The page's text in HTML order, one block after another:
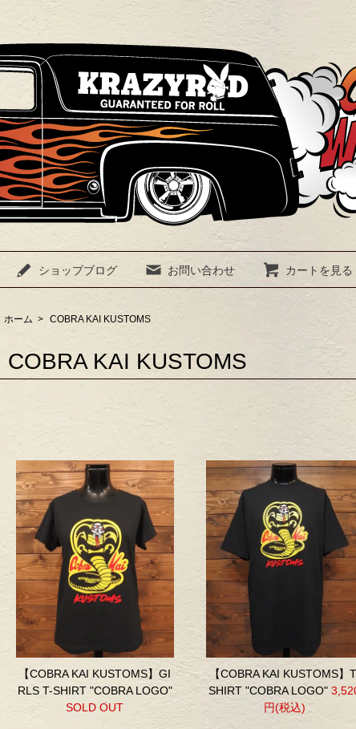
ショップブログ お問い合わせ カートを見る
ホーム > COBRA KAI KUSTOMS
COBRA KAI KUSTOMS
【COBRA KAI KUSTOMS】GI
RLS T-SHIRT "COBRA LOGO"
SOLD OUT
【COBRA KAI KUSTOMS】
SHIRT "COBRA LOGO"
円(税込)